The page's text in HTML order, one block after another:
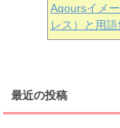
Aqoursイメ
レス）と用語
最近の投稿